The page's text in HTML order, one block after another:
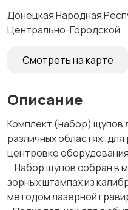
Донецкая Народная
Центрально-Городской
Смотреть на карте
Описание
Комплект (набор) щу­пов
различных областях:
центровке
Набор щупов собран в
зор­ных штампах из
методом лазерной